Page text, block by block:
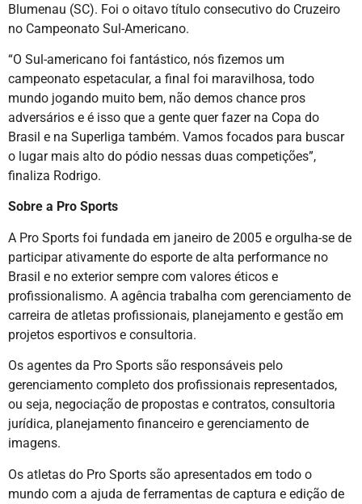
Blumenau (SC). Foi o oitavo título consecutivo do Cruzeiro
no Campeonato Sul-Americano.
“O Sul-americano foi fantástico, nós fizemos um
campeonato espetacular, a final foi maravilhosa, todo
mundo jogando muito bem, não demos chance pros
adversários e é isso que a gente quer fazer na Copa do
Brasil e na Superliga também. Vamos focados para buscar
o lugar mais alto do pódio nessas duas competições”,
finaliza Rodrigo.
Sobre a Pro Sports
A Pro Sports foi fundada em janeiro de 2005 e orgulha-se de
participar ativamente do esporte de alta performance no
Brasil e no exterior sempre com valores éticos e
profissionalismo. A agência trabalha com gerenciamento de
carreira de atletas profissionais, planejamento e gestão em
projetos esportivos e consultoria.
Os agentes da Pro Sports são responsáveis pelo
gerenciamento completo dos profissionais representados,
ou seja, negociação de propostas e contratos, consultoria
jurídica, planejamento financeiro e gerenciamento de
imagens.
Os atletas do Pro Sports são apresentados em todo o
mundo com a ajuda de ferramentas de captura e edição de